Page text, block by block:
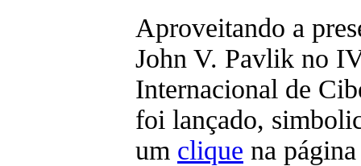
Aproveitando a
John V. Pavlik no
Internacional de
foi lançado,
um clique na